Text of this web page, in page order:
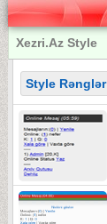
Xezri.Az Style
Style Rənglər